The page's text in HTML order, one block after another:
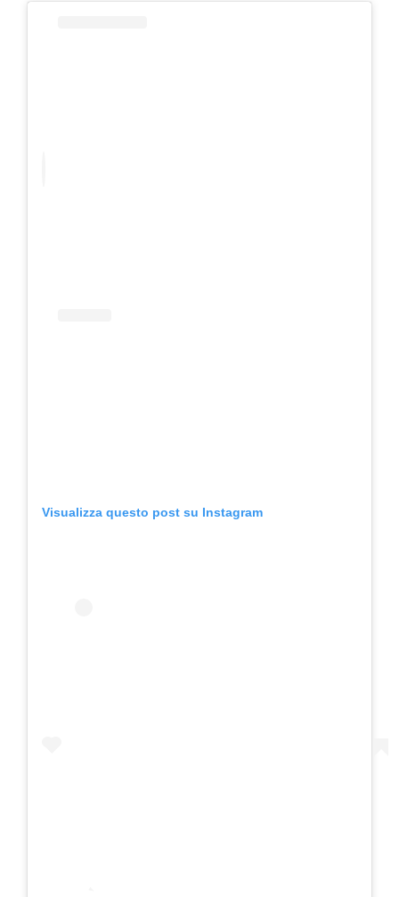
Visualizza questo post su Instagram